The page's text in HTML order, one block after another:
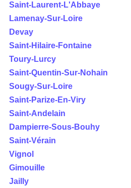
Saint-Laurent-L'Abbaye
Lamenay-Sur-Loire
Devay
Saint-Hilaire-Fontaine
Toury-Lurcy
Saint-Quentin-Sur-Nohain
Sougy-Sur-Loire
Saint-Parize-En-Viry
Saint-Andelain
Dampierre-Sous-Bouhy
Saint-Vérain
Vignol
Gimouille
Jailly